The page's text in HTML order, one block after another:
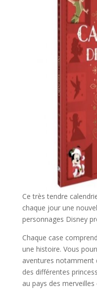
Ce très tendre
chaque jour une
personnages Disney
Chaque case
une histoire. Vous
aventures notamment
des différentes
au pays des